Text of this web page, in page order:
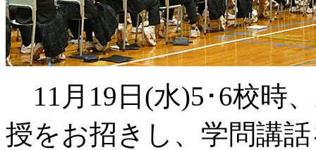
11月19日(水)5･6校時
授をお招きし、学問講